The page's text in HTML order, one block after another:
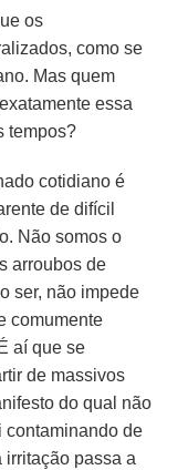
os
como se
Mas quem
essa
tempos?
cotidiano é
de difícil
Não somos o
arroubos de
ser, não impede
comumente
aí que se
de massivos
do qual não
contaminando de
irritação passa a